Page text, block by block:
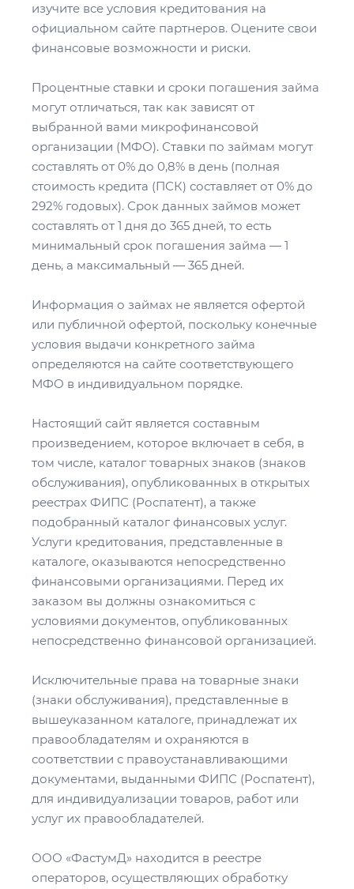
изучите все условия кредитования на
официальном сайте партнеров. Оцените свои
финансовые возможности и риски.
Процентные ставки и сроки погашения займа
могут отличаться, так как зависят от
выбранной вами микрофинансовой
организации (МФО). Ставки по займам могут
составлять от 0% до 0,8% в день (полная
стоимость кредита (ПСК) составляет от 0% до
292% годовых). Срок данных займов может
составлять от 1 дня до 365 дней, то есть
минимальный срок погашения займа — 1
день, а максимальный — 365 дней.
Информация о займах не является офертой
или публичной офертой, поскольку конечные
условия выдачи конкретного займа
определяются на сайте соответствующего
МФО в индивидуальном порядке.
Настоящий сайт является составным
произведением, которое включает в себя, в
том числе, каталог товарных знаков (знаков
обслуживания), опубликованных в открытых
реестрах ФИПС (Роспатент), а также
подобранный каталог финансовых услуг.
Услуги кредитования, представленные в
каталоге, оказываются непосредственно
финансовыми организациями. Перед их
заказом вы должны ознакомиться с
условиями документов, опубликованных
непосредственно финансовой организацией.
Исключительные права на товарные знаки
(знаки обслуживания), представленные в
вышеуказанном каталоге, принадлежат их
правообладателям и охраняются в
соответствии с правоустанавливающими
документами, выданными ФИПС (Роспатент),
для индивидуализации товаров, работ или
услуг их правообладателей.
ООО «ФастумД» находится в реестре
операторов, осуществляющих обработку